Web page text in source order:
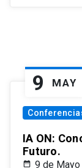
9 MAY
IA ON:
Futuro.
9 de